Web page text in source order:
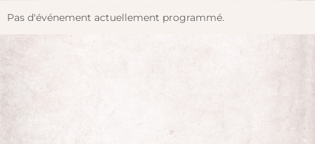
Pas d'événement actuellement programmé.